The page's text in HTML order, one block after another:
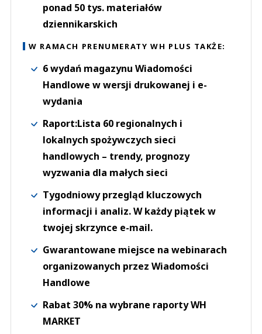
ponad 50 tys. materiałów
dziennikarskich
W RAMACH PRENUMERATY WH PLUS TAKŻE:
6 wydań magazynu Wiadomości
Handlowe w wersji drukowanej i e-
wydania
Raport:Lista 60 regionalnych i
lokalnych spożywczych sieci
handlowych – trendy, prognozy
wyzwania dla małych sieci
Tygodniowy przegląd kluczowych
informacji i analiz. W każdy piątek w
twojej skrzynce e-mail.
Gwarantowane miejsce na webinarach
organizowanych przez Wiadomości
Handlowe
Rabat 30% na wybrane raporty WH
MARKET